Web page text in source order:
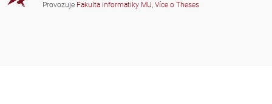
Provozuje Fakulta informatiky MU, Více o Theses